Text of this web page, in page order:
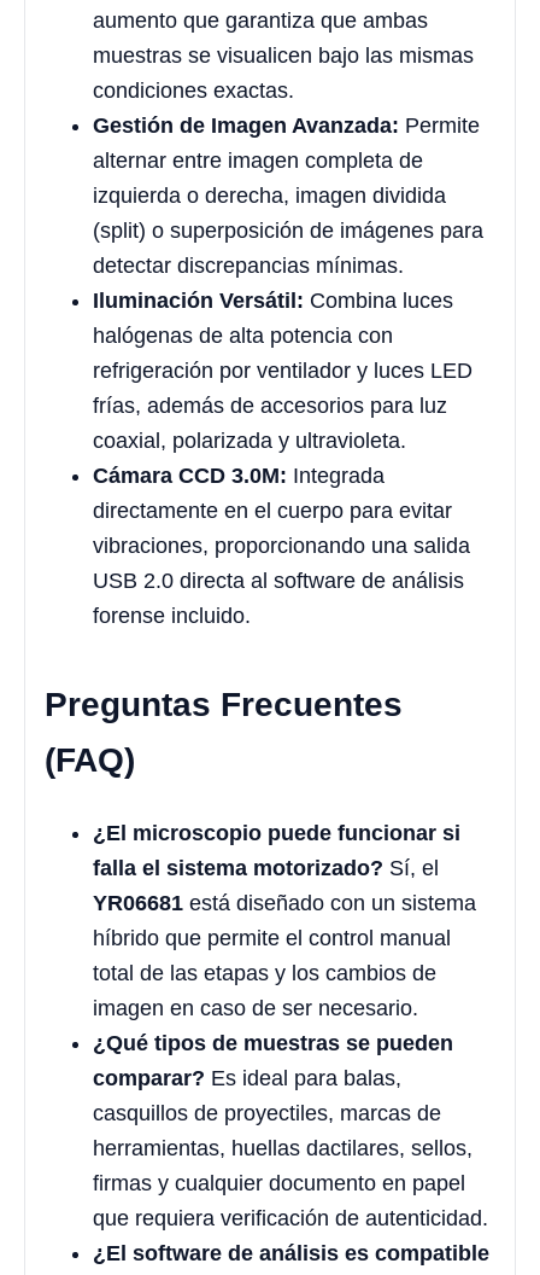
aumento que garantiza que ambas
muestras se visualicen bajo las mismas
condiciones exactas.
Gestión de Imagen Avanzada: Permite
alternar entre imagen completa de
izquierda o derecha, imagen dividida
(split) o superposición de imágenes para
detectar discrepancias mínimas.
Iluminación Versátil: Combina luces
halógenas de alta potencia con
refrigeración por ventilador y luces LED
frías, además de accesorios para luz
coaxial, polarizada y ultravioleta.
Cámara CCD 3.0M: Integrada
directamente en el cuerpo para evitar
vibraciones, proporcionando una salida
USB 2.0 directa al software de análisis
forense incluido.
Preguntas Frecuentes
(FAQ)
¿El microscopio puede funcionar si
falla el sistema motorizado? Sí, el
YR06681 está diseñado con un sistema
híbrido que permite el control manual
total de las etapas y los cambios de
imagen en caso de ser necesario.
¿Qué tipos de muestras se pueden
comparar? Es ideal para balas,
casquillos de proyectiles, marcas de
herramientas, huellas dactilares, sellos,
firmas y cualquier documento en papel
que requiera verificación de autenticidad.
¿El software de análisis es compatible